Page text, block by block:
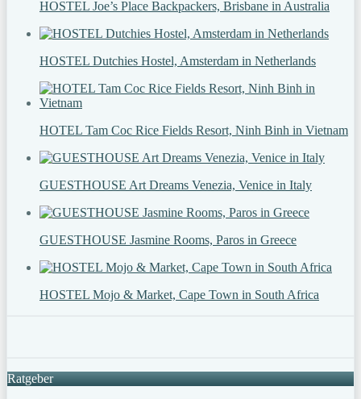
HOSTEL Joe’s Place Backpackers, Brisbane in Australia
HOSTEL Dutchies Hostel, Amsterdam in Netherlands
HOTEL Tam Coc Rice Fields Resort, Ninh Binh in Vietnam
GUESTHOUSE Art Dreams Venezia, Venice in Italy
GUESTHOUSE Jasmine Rooms, Paros in Greece
HOSTEL Mojo & Market, Cape Town in South Africa
Ratgeber